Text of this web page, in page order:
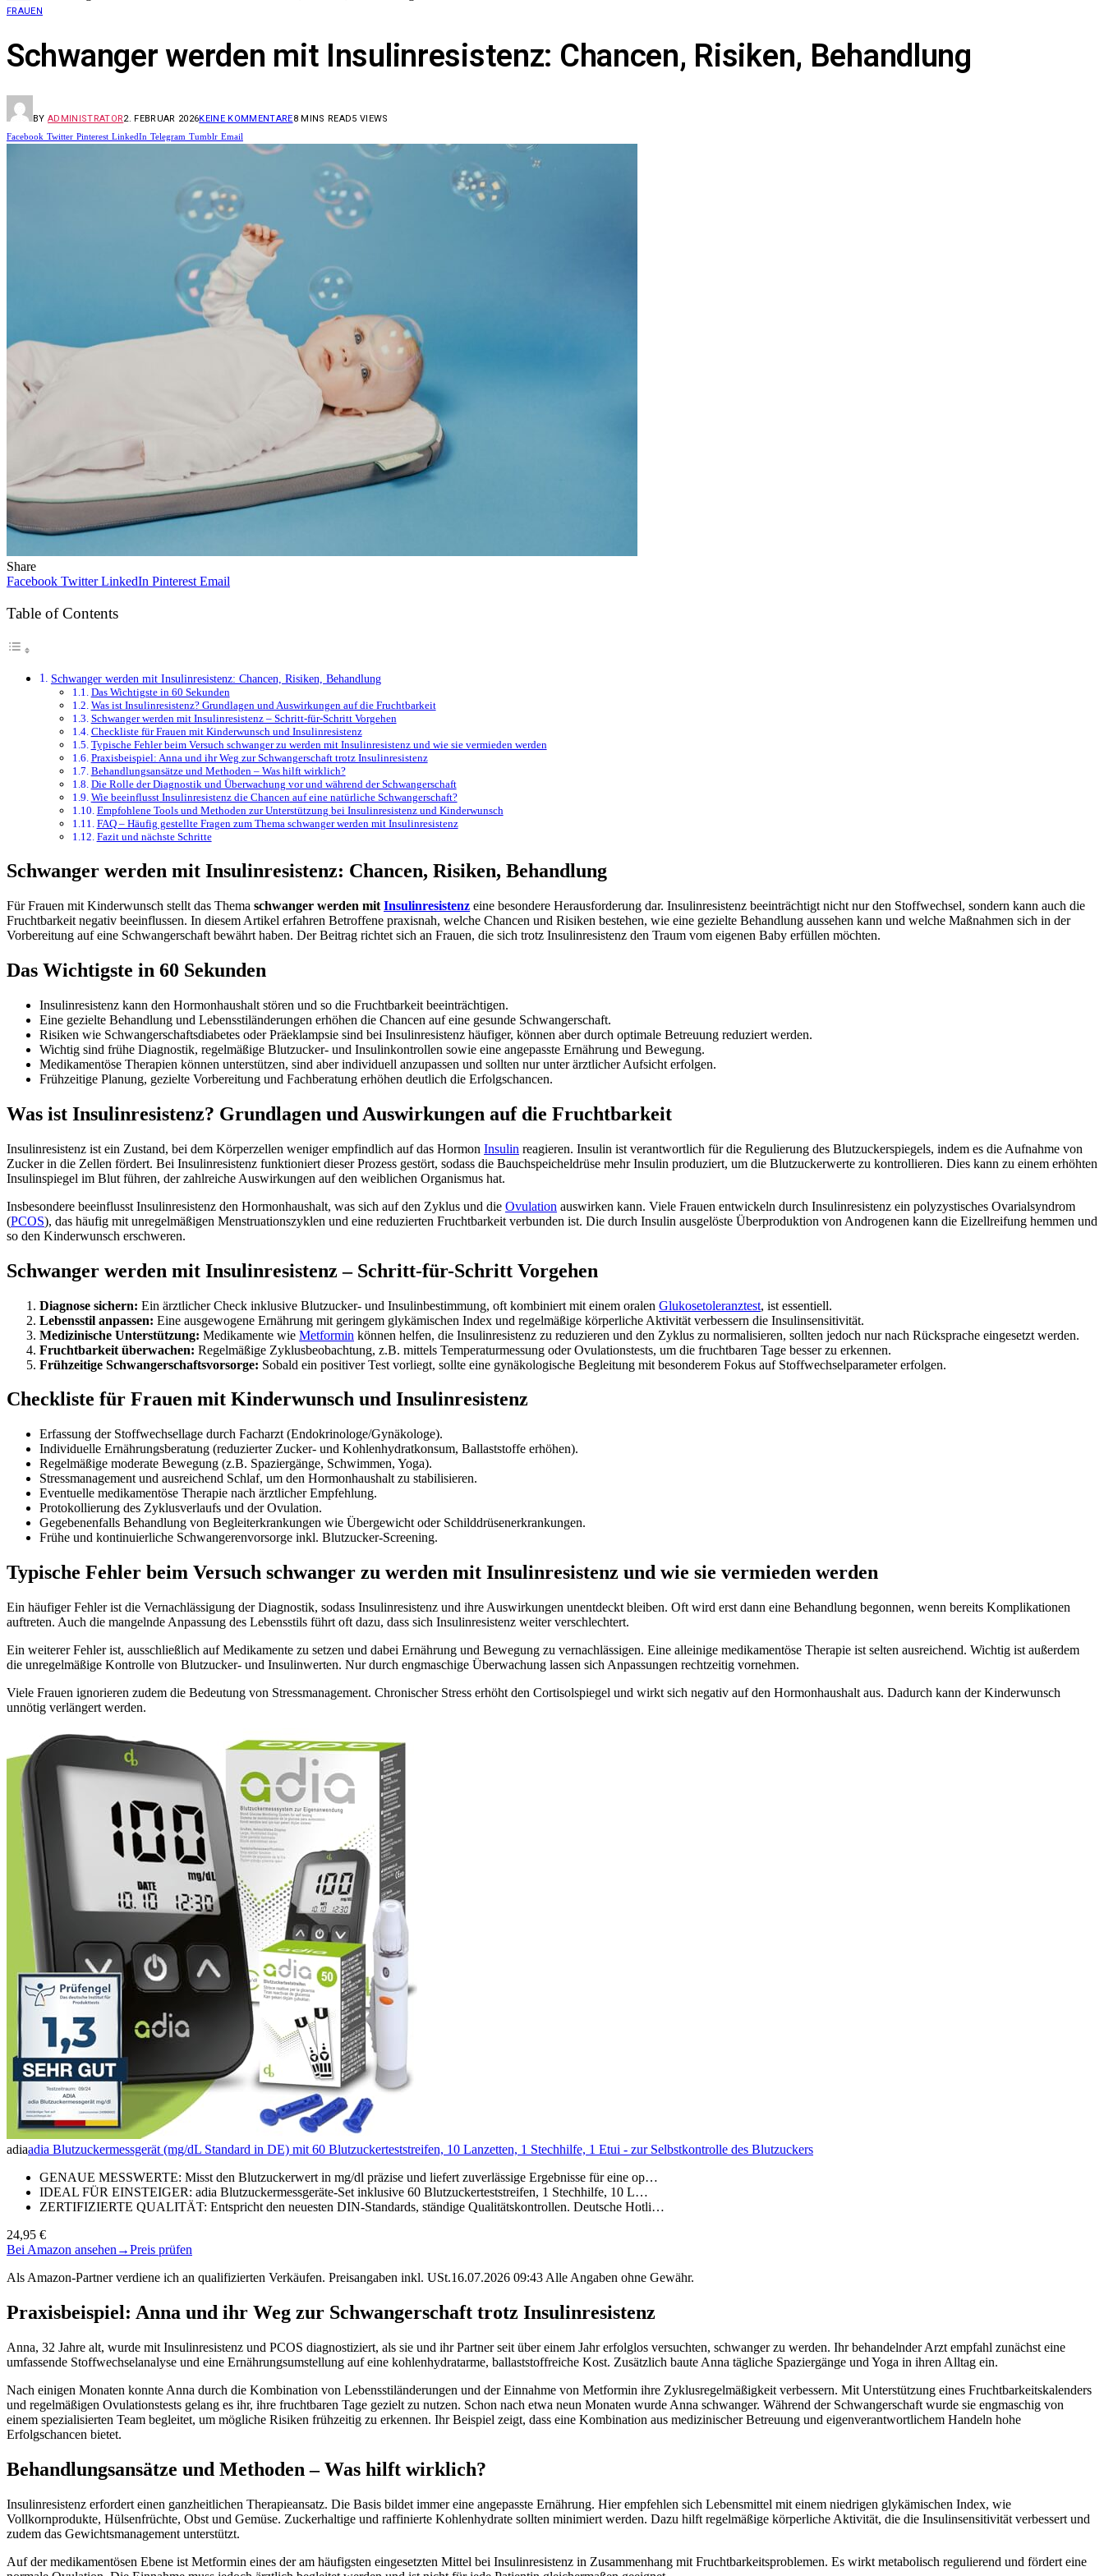
FRAUEN
Schwanger werden mit Insulinresistenz: Chancen, Risiken, Behandlung
BY ADMINISTRATOR2. FEBRUAR 2026KEINE KOMMENTARE8 MINS READ5 VIEWS
Facebook Twitter Pinterest LinkedIn Telegram Tumblr Email
Share
Facebook Twitter LinkedIn Pinterest Email
Table of Contents
Schwanger werden mit Insulinresistenz: Chancen, Risiken, Behandlung
Das Wichtigste in 60 Sekunden
Was ist Insulinresistenz? Grundlagen und Auswirkungen auf die Fruchtbarkeit
Schwanger werden mit Insulinresistenz – Schritt-für-Schritt Vorgehen
Checkliste für Frauen mit Kinderwunsch und Insulinresistenz
Typische Fehler beim Versuch schwanger zu werden mit Insulinresistenz und wie sie vermieden werden
Praxisbeispiel: Anna und ihr Weg zur Schwangerschaft trotz Insulinresistenz
Behandlungsansätze und Methoden – Was hilft wirklich?
Die Rolle der Diagnostik und Überwachung vor und während der Schwangerschaft
Wie beeinflusst Insulinresistenz die Chancen auf eine natürliche Schwangerschaft?
Empfohlene Tools und Methoden zur Unterstützung bei Insulinresistenz und Kinderwunsch
FAQ – Häufig gestellte Fragen zum Thema schwanger werden mit Insulinresistenz
Fazit und nächste Schritte
Schwanger werden mit Insulinresistenz: Chancen, Risiken, Behandlung
Für Frauen mit Kinderwunsch stellt das Thema schwanger werden mit Insulinresistenz eine besondere Herausforderung dar. Insulinresistenz beeinträchtigt nicht nur den Stoffwechsel, sondern kann auch die
Fruchtbarkeit negativ beeinflussen. In diesem Artikel erfahren Betroffene praxisnah, welche Chancen und Risiken bestehen, wie eine gezielte Behandlung aussehen kann und welche Maßnahmen sich in der
Vorbereitung auf eine Schwangerschaft bewährt haben. Der Beitrag richtet sich an Frauen, die sich trotz Insulinresistenz den Traum vom eigenen Baby erfüllen möchten.
Das Wichtigste in 60 Sekunden
Insulinresistenz kann den Hormonhaushalt stören und so die Fruchtbarkeit beeinträchtigen.
Eine gezielte Behandlung und Lebensstiländerungen erhöhen die Chancen auf eine gesunde Schwangerschaft.
Risiken wie Schwangerschaftsdiabetes oder Präeklampsie sind bei Insulinresistenz häufiger, können aber durch optimale Betreuung reduziert werden.
Wichtig sind frühe Diagnostik, regelmäßige Blutzucker- und Insulinkontrollen sowie eine angepasste Ernährung und Bewegung.
Medikamentöse Therapien können unterstützen, sind aber individuell anzupassen und sollten nur unter ärztlicher Aufsicht erfolgen.
Frühzeitige Planung, gezielte Vorbereitung und Fachberatung erhöhen deutlich die Erfolgschancen.
Was ist Insulinresistenz? Grundlagen und Auswirkungen auf die Fruchtbarkeit
Insulinresistenz ist ein Zustand, bei dem Körperzellen weniger empfindlich auf das Hormon Insulin reagieren. Insulin ist verantwortlich für die Regulierung des Blutzuckerspiegels, indem es die Aufnahme von
Zucker in die Zellen fördert. Bei Insulinresistenz funktioniert dieser Prozess gestört, sodass die Bauchspeicheldrüse mehr Insulin produziert, um die Blutzuckerwerte zu kontrollieren. Dies kann zu einem erhöhten
Insulinspiegel im Blut führen, der zahlreiche Auswirkungen auf den weiblichen Organismus hat.
Insbesondere beeinflusst Insulinresistenz den Hormonhaushalt, was sich auf den Zyklus und die Ovulation auswirken kann. Viele Frauen entwickeln durch Insulinresistenz ein polyzystisches Ovarialsyndrom
(PCOS), das häufig mit unregelmäßigen Menstruationszyklen und eine reduzierten Fruchtbarkeit verbunden ist. Die durch Insulin ausgelöste Überproduktion von Androgenen kann die Eizellreifung hemmen und
so den Kinderwunsch erschweren.
Schwanger werden mit Insulinresistenz – Schritt-für-Schritt Vorgehen
Diagnose sichern: Ein ärztlicher Check inklusive Blutzucker- und Insulinbestimmung, oft kombiniert mit einem oralen Glukosetoleranztest, ist essentiell.
Lebensstil anpassen: Eine ausgewogene Ernährung mit geringem glykämischen Index und regelmäßige körperliche Aktivität verbessern die Insulinsensitivität.
Medizinische Unterstützung: Medikamente wie Metformin können helfen, die Insulinresistenz zu reduzieren und den Zyklus zu normalisieren, sollten jedoch nur nach Rücksprache eingesetzt werden.
Fruchtbarkeit überwachen: Regelmäßige Zyklusbeobachtung, z.B. mittels Temperaturmessung oder Ovulationstests, um die fruchtbaren Tage besser zu erkennen.
Frühzeitige Schwangerschaftsvorsorge: Sobald ein positiver Test vorliegt, sollte eine gynäkologische Begleitung mit besonderem Fokus auf Stoffwechselparameter erfolgen.
Checkliste für Frauen mit Kinderwunsch und Insulinresistenz
Erfassung der Stoffwechsellage durch Facharzt (Endokrinologe/Gynäkologe).
Individuelle Ernährungsberatung (reduzierter Zucker- und Kohlenhydratkonsum, Ballaststoffe erhöhen).
Regelmäßige moderate Bewegung (z.B. Spaziergänge, Schwimmen, Yoga).
Stressmanagement und ausreichend Schlaf, um den Hormonhaushalt zu stabilisieren.
Eventuelle medikamentöse Therapie nach ärztlicher Empfehlung.
Protokollierung des Zyklusverlaufs und der Ovulation.
Gegebenenfalls Behandlung von Begleiterkrankungen wie Übergewicht oder Schilddrüsenerkrankungen.
Frühe und kontinuierliche Schwangerenvorsorge inkl. Blutzucker-Screening.
Typische Fehler beim Versuch schwanger zu werden mit Insulinresistenz und wie sie vermieden werden
Ein häufiger Fehler ist die Vernachlässigung der Diagnostik, sodass Insulinresistenz und ihre Auswirkungen unentdeckt bleiben. Oft wird erst dann eine Behandlung begonnen, wenn bereits Komplikationen
auftreten. Auch die mangelnde Anpassung des Lebensstils führt oft dazu, dass sich Insulinresistenz weiter verschlechtert.
Ein weiterer Fehler ist, ausschließlich auf Medikamente zu setzen und dabei Ernährung und Bewegung zu vernachlässigen. Eine alleinige medikamentöse Therapie ist selten ausreichend. Wichtig ist außerdem
die unregelmäßige Kontrolle von Blutzucker- und Insulinwerten. Nur durch engmaschige Überwachung lassen sich Anpassungen rechtzeitig vornehmen.
Viele Frauen ignorieren zudem die Bedeutung von Stressmanagement. Chronischer Stress erhöht den Cortisolspiegel und wirkt sich negativ auf den Hormonhaushalt aus. Dadurch kann der Kinderwunsch
unnötig verlängert werden.
adiaadia Blutzuckermessgerät (mg/dL Standard in DE) mit 60 Blutzuckerteststreifen, 10 Lanzetten, 1 Stechhilfe, 1 Etui - zur Selbstkontrolle des Blutzuckers
GENAUE MESSWERTE: Misst den Blutzuckerwert in mg/dl präzise und liefert zuverlässige Ergebnisse für eine op…
IDEAL FÜR EINSTEIGER: adia Blutzuckermessgeräte-Set inklusive 60 Blutzuckerteststreifen, 1 Stechhilfe, 10 L…
ZERTIFIZIERTE QUALITÄT: Entspricht den neuesten DIN-Standards, ständige Qualitätskontrollen. Deutsche Hotli…
24,95 €
Bei Amazon ansehen →Preis prüfen
Als Amazon-Partner verdiene ich an qualifizierten Verkäufen. Preisangaben inkl. USt.16.07.2026 09:43 Alle Angaben ohne Gewähr.
Praxisbeispiel: Anna und ihr Weg zur Schwangerschaft trotz Insulinresistenz
Anna, 32 Jahre alt, wurde mit Insulinresistenz und PCOS diagnostiziert, als sie und ihr Partner seit über einem Jahr erfolglos versuchten, schwanger zu werden. Ihr behandelnder Arzt empfahl zunächst eine
umfassende Stoffwechselanalyse und eine Ernährungsumstellung auf eine kohlenhydratarme, ballaststoffreiche Kost. Zusätzlich baute Anna tägliche Spaziergänge und Yoga in ihren Alltag ein.
Nach einigen Monaten konnte Anna durch die Kombination von Lebensstiländerungen und der Einnahme von Metformin ihre Zyklusregelmäßigkeit verbessern. Mit Unterstützung eines Fruchtbarkeitskalenders
und regelmäßigen Ovulationstests gelang es ihr, ihre fruchtbaren Tage gezielt zu nutzen. Schon nach etwa neun Monaten wurde Anna schwanger. Während der Schwangerschaft wurde sie engmaschig von
einem spezialisierten Team begleitet, um mögliche Risiken frühzeitig zu erkennen. Ihr Beispiel zeigt, dass eine Kombination aus medizinischer Betreuung und eigenverantwortlichem Handeln hohe
Erfolgschancen bietet.
Behandlungsansätze und Methoden – Was hilft wirklich?
Insulinresistenz erfordert einen ganzheitlichen Therapieansatz. Die Basis bildet immer eine angepasste Ernährung. Hier empfehlen sich Lebensmittel mit einem niedrigen glykämischen Index, wie
Vollkornprodukte, Hülsenfrüchte, Obst und Gemüse. Zuckerhaltige und raffinierte Kohlenhydrate sollten minimiert werden. Dazu hilft regelmäßige körperliche Aktivität, die die Insulinsensitivität verbessert und
zudem das Gewichtsmanagement unterstützt.
Auf der medikamentösen Ebene ist Metformin eines der am häufigsten eingesetzten Mittel bei Insulinresistenz in Zusammenhang mit Fruchtbarkeitsproblemen. Es wirkt metabolisch regulierend und fördert eine